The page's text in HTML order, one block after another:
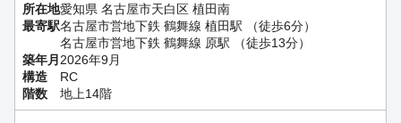
所在地愛知県 名古屋市天白区 植田南
最寄駅名古屋市営地下鉄 鶴舞線 植田駅 （徒歩6分）
名古屋市営地下鉄 鶴舞線 原駅 （徒歩13分）
築年月2026年9月
構造
RC
階数
地上14階